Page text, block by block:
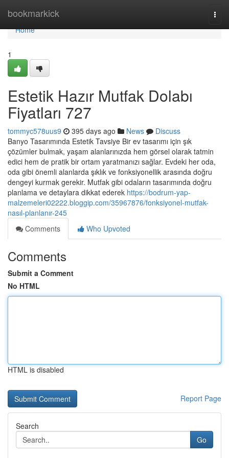
bookmarkick
Home
Home
1
Estetik Hazır Mutfak Dolabı
Fiyatları 727
tommyc578uus9 395 days ago News
Discuss
Banyo Tasarımında Estetik Tavsiye Bir ev tasarımı için şık
çözümler bulmak, yaşam alanlarınızda hem görsel olarak tatmin
edici hem de pratik bir ortam yaratmanızı sağlar. Evdeki her oda,
oda gibi önemli alanlarda şıklık ve fonksiyonellik arasında doğru
dengeyi kurmak gerekir. Mutfak gibi odaların tasarımında doğru
planlama ve detaylara dikkat ederek https://bodrum-yap-
malzemeleri02222.bloggip.com/35967876/fonksiyonel-mutfak-
nasıl-planlanır-245
Comments
Who Upvoted
Comments
Submit a Comment
No HTML
HTML is disabled
Report Page
Search
Go